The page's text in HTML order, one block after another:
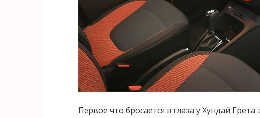
Первое что бросается в глаза у Хундай